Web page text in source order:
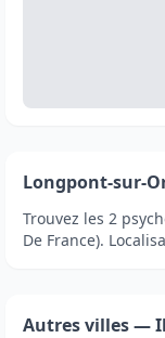
Longpont-sur-
Trouvez les 2
De France).
Autres villes —